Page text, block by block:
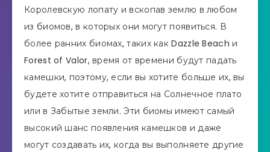
Королевскую лопату и вскопав землю в любом
из биомов, в которых они могут появиться. В
более ранних биомах, таких как Dazzle Beach и
Forest of Valor, время от времени будут падать
камешки, поэтому, если вы хотите больше их, вы
будете хотите отправиться на Солнечное плато
или в Забытые земли. Эти биомы имеют самый
высокий шанс появления камешков и даже
могут создавать их, когда вы выполняете другие